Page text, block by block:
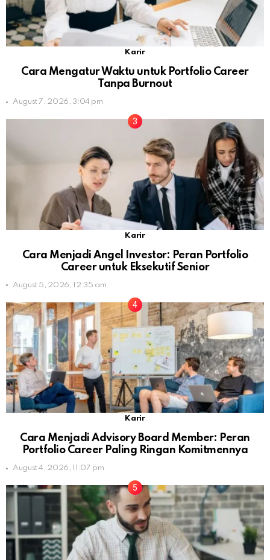
Karir
Cara Mengatur Waktu untuk Portfolio Career
Tanpa Burnout
August 7, 2026, 3:04 pm
Karir
Cara Menjadi Angel Investor: Peran Portfolio
Career untuk Eksekutif Senior
August 5, 2026, 12:35 am
Karir
Cara Menjadi Advisory Board Member: Peran
Portfolio Career Paling Ringan Komitmennya
August 4, 2026, 11:07 pm